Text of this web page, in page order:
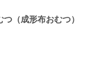
（成形布おむつ）